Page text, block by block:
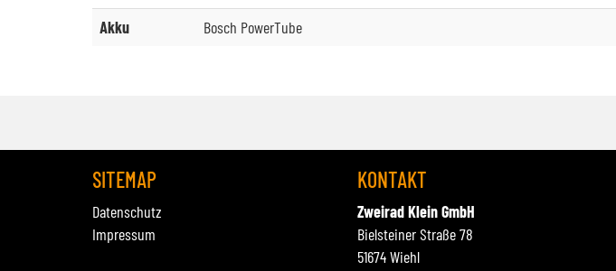
Akku
Bosch PowerTube
SITEMAP
Datenschutz
Impressum
KONTAKT
Zweirad Klein GmbH
Bielsteiner Straße 78
51674 Wiehl